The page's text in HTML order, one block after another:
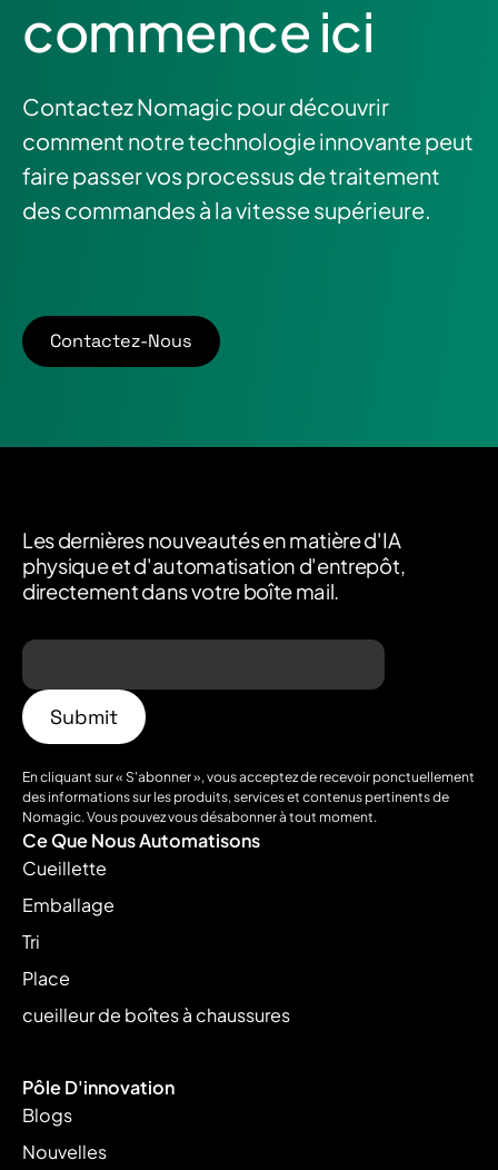
commence ici
Contactez Nomagic pour découvrir
comment notre technologie innovante peut
faire passer vos processus de traitement
des commandes à la vitesse supérieure.
Contactez-Nous
Les dernières nouveautés en matière d'IA
physique et d'automatisation d'entrepôt,
directement dans votre boîte mail.
En cliquant sur « S'abonner », vous acceptez de recevoir ponctuellement
des informations sur les produits, services et contenus pertinents de
Nomagic. Vous pouvez vous désabonner à tout moment.
Ce Que Nous Automatisons
Cueillette
Emballage
Tri
Place
cueilleur de boîtes à chaussures
Pôle D'innovation
Blogs
Nouvelles